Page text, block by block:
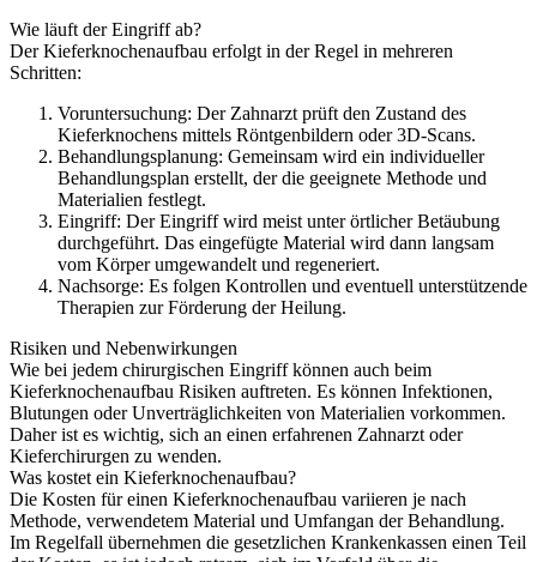
Wie läuft der Eingriff ab?
Der Kieferknochenaufbau erfolgt in der Regel in mehreren
Schritten:
Voruntersuchung: Der Zahnarzt prüft den Zustand des
Kieferknochens mittels Röntgenbildern oder 3D-Scans.
Behandlungsplanung: Gemeinsam wird ein individueller
Behandlungsplan erstellt, der die geeignete Methode und
Materialien festlegt.
Eingriff: Der Eingriff wird meist unter örtlicher Betäubung
durchgeführt. Das eingefügte Material wird dann langsam
vom Körper umgewandelt und regeneriert.
Nachsorge: Es folgen Kontrollen und eventuell unterstützende
Therapien zur Förderung der Heilung.
Risiken und Nebenwirkungen
Wie bei jedem chirurgischen Eingriff können auch beim
Kieferknochenaufbau Risiken auftreten. Es können Infektionen,
Blutungen oder Unverträglichkeiten von Materialien vorkommen.
Daher ist es wichtig, sich an einen erfahrenen Zahnarzt oder
Kieferchirurgen zu wenden.
Was kostet ein Kieferknochenaufbau?
Die Kosten für einen Kieferknochenaufbau variieren je nach
Methode, verwendetem Material und Umfangan der Behandlung.
Im Regelfall übernehmen die gesetzlichen Krankenkassen einen Teil